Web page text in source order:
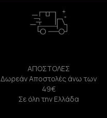
ΑΠΟΣΤΟΛΕΣ
Δωρεάν Αποστολές άνω των
49€
Σε όλη την Ελλάδα